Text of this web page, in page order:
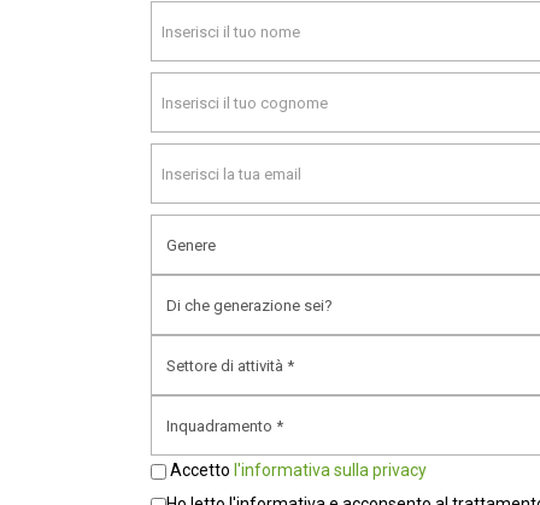
Settembre 2023
Accetto l'informativa sulla privacy